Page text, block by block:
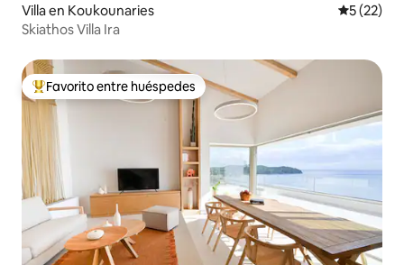
Villa en Koukounaries
5 (22)
Skiathos Villa Ira
De los mejores en Favorito entre huéspedes
Favorito entre huéspedes